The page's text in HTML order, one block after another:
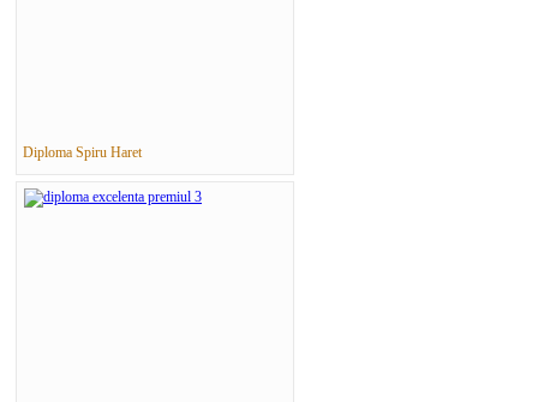
Diploma Spiru Haret